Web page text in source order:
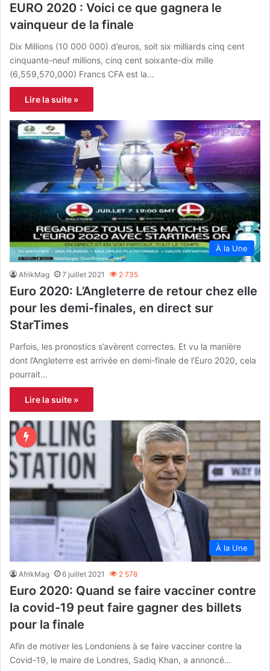
EURO 2020 : Voici ce que gagnera le
vainqueur de la finale
Dix Millions (10 000 000) d’euros, soit six milliards cinq cent
cinquante-neuf millions, cinq cent soixante-dix mille
(6,559,570,000) Francs CFA est la…
Lire la suite »
À la Une
AfrikMag 7 juillet 2021 2 735
Euro 2020: L’Angleterre de retour chez elle
pour les demi-finales, en direct sur
StarTimes
Parfois, les pronostics s’avèrent correctes. Et vu la manière
dont l’Angleterre est arrivée en demi-finale de l’Euro 2020, cela
pourrait…
Lire la suite »
À la Une
AfrikMag 6 juillet 2021 2 578
Euro 2020: Quand se faire vacciner contre
la covid-19 peut faire gagner des billets
pour la finale
Afin de motiver les Londoniens à se faire vacciner contre la
Covid-19, le maire de Londres, Sadiq Khan, a annoncé…